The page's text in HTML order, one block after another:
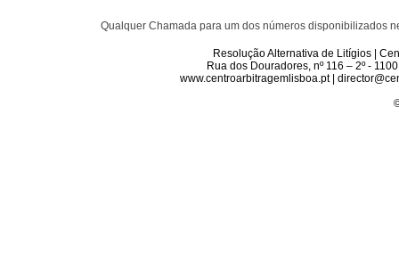
Qualquer Chamada para um dos números disponibilizados
Resolução Alternativa de Litígios |
Rua dos Douradores, nº 116 – 2º -
www.centroarbitragemlisboa.pt |